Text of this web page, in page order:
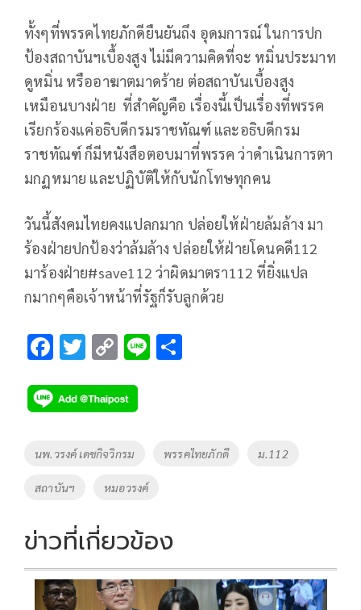
ทั้งๆที่พรรคไทยภักดียืนยันถึง อุดมการณ์ ในการปก
ป้องสถาบันฯเบื้องสูง ไม่มีความคิดที่จะ หมิ่นประมาท
ดูหมิ่น หรืออาฆาตมาดร้าย ต่อสถาบันเบื้องสูง
เหมือนบางฝ่าย ที่สำคัญคือ เรื่องนี้เป็นเรื่องที่พรรค
เรียกร้องแค่อธิบดีกรมราชทัณฑ์ และอธิบดีกรม
ราชทัณฑ์ ก็มีหนังสือตอบมาที่พรรค ว่าดำเนินการตา
มกฏหมาย และปฏิบัติให้กับนักโทษทุกคน
วันนี้สังคมไทยคงแปลกมาก ปล่อยให้ฝ่ายล้มล้าง มา
ร้องฝ่ายปกป้องว่าล้มล้าง ปล่อยให้ฝ่ายโดนคดี112
มาร้องฝ่าย#save112 ว่าผิดมาตรา112 ที่ยิ่งแปล
กมากๆคือเจ้าหน้าที่รัฐก็รับลูกด้วย
F
e
b
o
o
k
T
tt
er
C
p
y
Li
k
Li
Tags
นพ.วรงค์ เดชกิจวิกรม พรรคไทยภักดี ม.112
สถาบันฯ หมอวรงค์
ข่าวที่เกี่ยวข้อง